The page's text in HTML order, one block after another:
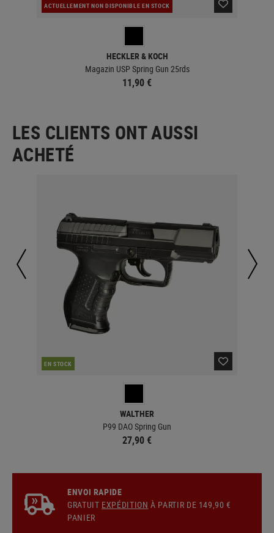
ACTUELLEMENT NON DISPONIBLE EN STOCK
HECKLER & KOCH
Magazin USP Spring Gun 25rds
11,90 €
LES CLIENTS ONT AUSSI
ACHETÉ
EN STOCK
WALTHER
P99 DAO Spring Gun
27,90 €
ENVOI RAPIDE
GRATUIT EXPÉDITION À PARTIR DE 149,90 €
PANIER